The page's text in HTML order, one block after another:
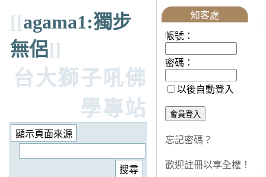
[[agama1:獨步
無侶]]
台大獅子吼佛
學專站
知客處
帳號：
密碼：
以後自動登入
忘記密碼？
歡迎註冊以享全權！